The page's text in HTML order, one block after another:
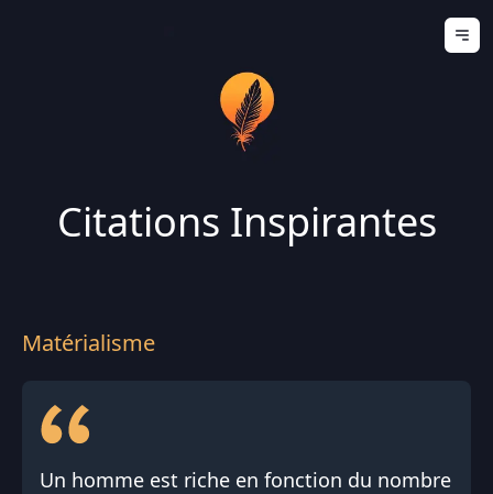
Citations Inspirantes
Matérialisme
Un homme est riche en fonction du nombre